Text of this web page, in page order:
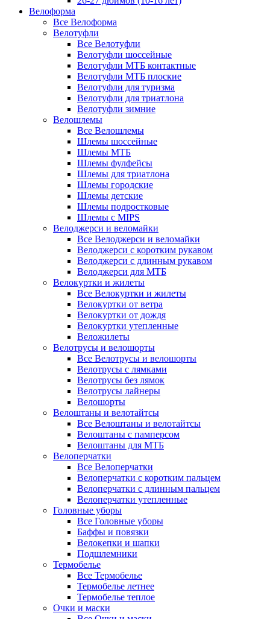
Велоформа
Все Велоформа
Велотуфли
Все Велотуфли
Велотуфли шоссейные
Велотуфли МТБ контактные
Велотуфли МТБ плоские
Велотуфли для туризма
Велотуфли для триатлона
Велотуфли зимние
Велошлемы
Все Велошлемы
Шлемы шоссейные
Шлемы МТБ
Шлемы фулфейсы
Шлемы для триатлона
Шлемы городские
Шлемы детские
Шлемы подростковые
Шлемы с MIPS
Велоджерси и веломайки
Все Велоджерси и веломайки
Велоджерси с коротким рукавом
Велоджерси с длинным рукавом
Велоджерси для МТБ
Велокуртки и жилеты
Все Велокуртки и жилеты
Велокуртки от ветра
Велокуртки от дождя
Велокуртки утепленные
Веложилеты
Велотрусы и велошорты
Все Велотрусы и велошорты
Велотрусы с лямками
Велотрусы без лямок
Велотрусы лайнеры
Велошорты
Велоштаны и велотайтсы
Все Велоштаны и велотайтсы
Велоштаны с памперсом
Велоштаны для МТБ
Велоперчатки
Все Велоперчатки
Велоперчатки с коротким пальцем
Велоперчатки с длинным пальцем
Велоперчатки утепленные
Головные уборы
Все Головные уборы
Баффы и повязки
Велокепки и шапки
Подшлемники
Термобелье
Все Термобелье
Термобелье летнее
Термобелье теплое
Очки и маски